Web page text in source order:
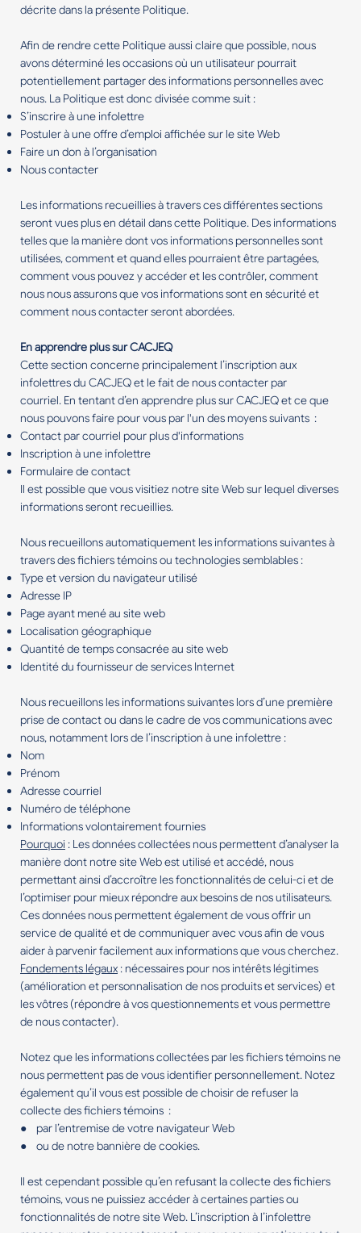
décrite dans la présente Politique.
Afin de rendre cette Politique aussi claire que possible, nous
avons déterminé les occasions où un utilisateur pourrait
potentiellement partager des informations personnelles avec
nous. La Politique est donc divisée comme suit :
S’inscrire à une infolettre
Postuler à une offre d’emploi affichée sur le site Web
Faire un don à l’organisation
Nous contacter
Les informations recueillies à travers ces différentes sections
seront vues plus en détail dans cette Politique. Des informations
telles que la manière dont vos informations personnelles sont
utilisées, comment et quand elles pourraient être partagées,
comment vous pouvez y accéder et les contrôler, comment
nous nous assurons que vos informations sont en sécurité et
comment nous contacter seront abordées.
En apprendre plus sur CACJEQ
Cette section concerne principalement l’inscription aux
infolettres du CACJEQ et le fait de nous contacter par
courriel. En tentant d’en apprendre plus sur CACJEQ et ce que
nous pouvons faire pour vous par l'un des moyens suivants :
Contact par courriel pour plus d'informations
Inscription à une infolettre
Formulaire de contact
Il est possible que vous visitiez notre site Web sur lequel diverses
informations seront recueillies.
Nous recueillons automatiquement les informations suivantes à
travers des fichiers témoins ou technologies semblables :
Type et version du navigateur utilisé
Adresse IP
Page ayant mené au site web
Localisation géographique
Quantité de temps consacrée au site web
Identité du fournisseur de services Internet
Nous recueillons les informations suivantes lors d’une première
prise de contact ou dans le cadre de vos communications avec
nous, notamment lors de l’inscription à une infolettre :
Nom
Prénom
Adresse courriel
Numéro de téléphone
Informations volontairement fournies
Pourquoi : Les données collectées nous permettent d’analyser la
manière dont notre site Web est utilisé et accédé, nous
permettant ainsi d’accroître les fonctionnalités de celui-ci et de
l’optimiser pour mieux répondre aux besoins de nos utilisateurs.
Ces données nous permettent également de vous offrir un
service de qualité et de communiquer avec vous afin de vous
aider à parvenir facilement aux informations que vous cherchez.
Fondements légaux : nécessaires pour nos intérêts légitimes
(amélioration et personnalisation de nos produits et services) et
les vôtres (répondre à vos questionnements et vous permettre
de nous contacter).
Notez que les informations collectées par les fichiers témoins ne
nous permettent pas de vous identifier personnellement. Notez
également qu’il vous est possible de choisir de refuser la
collecte des fichiers témoins :
● par l’entremise de votre navigateur Web
● ou de notre bannière de cookies.
Il est cependant possible qu’en refusant la collecte des fichiers
témoins, vous ne puissiez accéder à certaines parties ou
fonctionnalités de notre site Web. L’inscription à l’infolettre